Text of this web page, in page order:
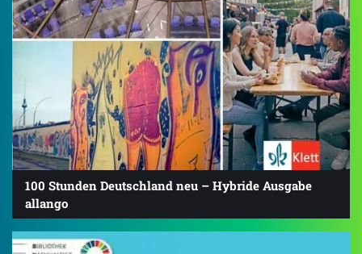
100 Stunden Deutschland neu – Hybride Ausgabe
allango